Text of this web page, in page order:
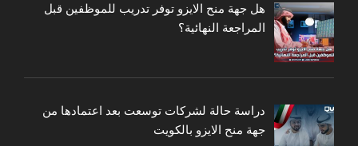
هل جهة منح الايزو توفر تدريب للموظفين قبل
المراجعة النهائية؟
دراسة حالة لشركات توسعت بعد اعتمادها من
جهة منح الايزو بالكويت